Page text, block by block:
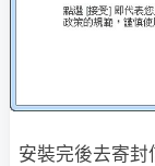
安裝完後去寄